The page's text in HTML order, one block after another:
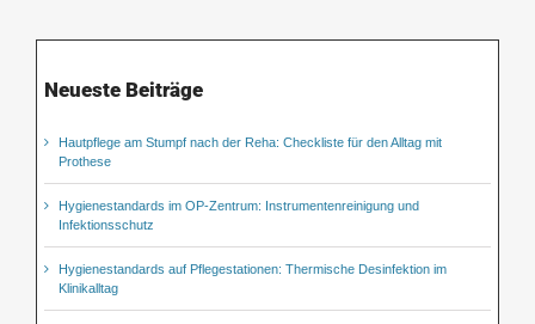
Neueste Beiträge
Hautpflege am Stumpf nach der Reha: Checkliste für den Alltag mit
Prothese
Hygienestandards im OP-Zentrum: Instrumentenreinigung und
Infektionsschutz
Hygienestandards auf Pflegestationen: Thermische Desinfektion im
Klinikalltag